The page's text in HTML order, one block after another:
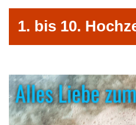
1. bis 10.